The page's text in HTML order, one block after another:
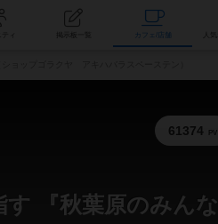
コミュニティ 掲示板一覧
61374 PV
『秋葉原のみんな